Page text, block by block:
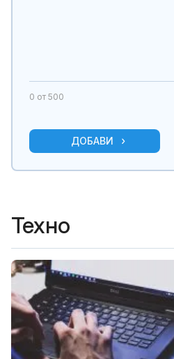
0 от 500
ДОБАВИ
Техно